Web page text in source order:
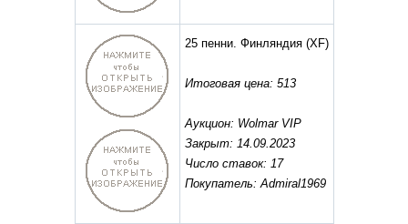
25 пенни. Финляндия(XF)
Итоговая цена: 513
Аукцион: Wolmar VIP
Закрыт: 14.09.2023
Число ставок: 17
Покупатель: Admiral1969